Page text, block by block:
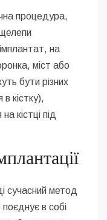
процедура,
щелепи
на
міст або
бути різних
кістку),
кістці під
сучасний метод
в собі